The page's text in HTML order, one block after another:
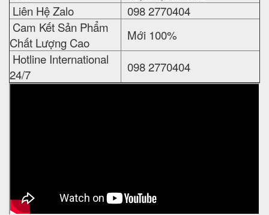
Liên Hệ Zalo
098 2770404
Cam Kết Sản Phẩm
Chất Lượng Cao
Mới 100%
Hotline International
24/7
098 2770404